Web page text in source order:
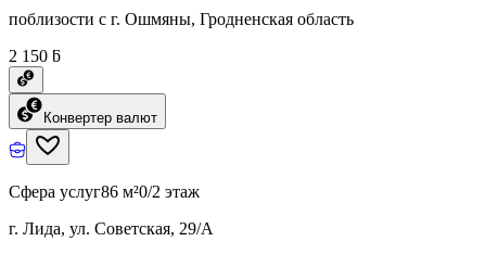
поблизости с г. Ошмяны, Гродненская область
2 150 ƃ
Конвертер валют
Сфера услуг86 м²0/2 этаж
г. Лида, ул. Советская, 29/А